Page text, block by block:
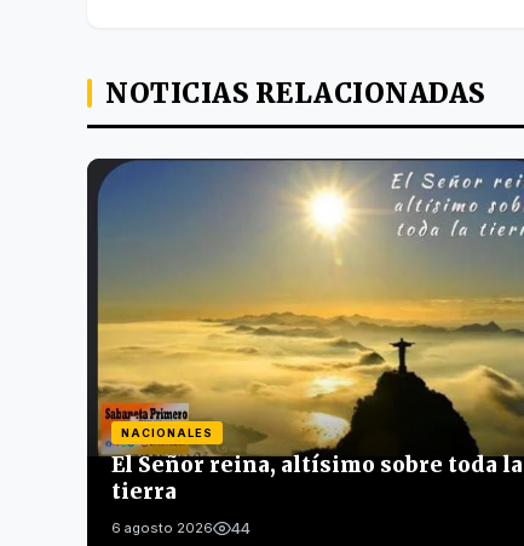
NOTICIAS RELACIONADAS
NACIONALES
El Señor reina, altísimo sobre toda la
tierra
6 agosto 2026 44